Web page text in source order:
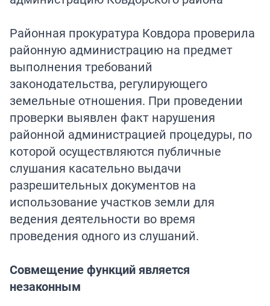
Районная прокуратура Ковдора проверила
районную администрацию на предмет
выполнения требований
законодательства, регулирующего
земельные отношения. При проведении
проверки выявлен факт нарушения
районной администрацией процедуры, по
которой осуществляются публичные
слушания касательно выдачи
разрешительных документов на
использование участков земли для
ведения деятельности во время
проведения одного из слушаний.
Совмещение функций является
незаконным